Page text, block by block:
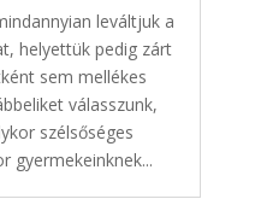
leváltjuk a
helyettük pedig zárt
sem mellékes
válasszunk,
szélsőséges
gyermekeinknek...